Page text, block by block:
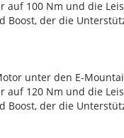
100 Nm und die
Boost, der die
unter den E-
120 Nm und die
Boost, der die